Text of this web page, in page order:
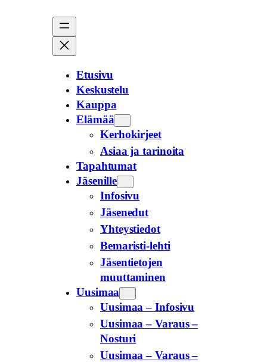
Etusivu
Keskustelu
Kauppa
Elämää
Kerhokirjeet
Asiaa ja tarinoita
Tapahtumat
Jäsenille
Infosivu
Jäsenedut
Yhteystiedot
Bemaristi-lehti
Jäsentietojen
muuttaminen
Uusimaa
Uusimaa – Infosivu
Uusimaa – Varaus –
Nosturi
Uusimaa – Varaus –